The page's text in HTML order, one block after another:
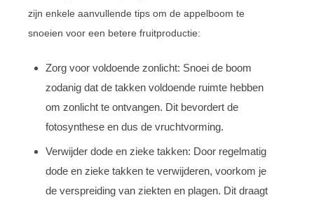
zijn enkele aanvullende tips om de appelboom te
snoeien voor een betere fruitproductie:
Zorg voor voldoende zonlicht: Snoei de boom
zodanig dat de takken voldoende ruimte hebben
om zonlicht te ontvangen. Dit bevordert de
fotosynthese en dus de vruchtvorming.
Verwijder dode en zieke takken: Door regelmatig
dode en zieke takken te verwijderen, voorkom je
de verspreiding van ziekten en plagen. Dit draagt